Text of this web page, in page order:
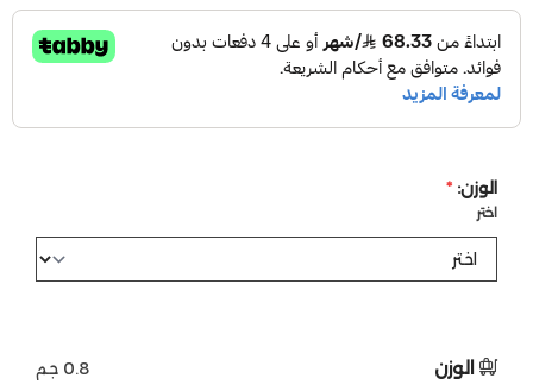
الوزن: *
اختر
الوزن 0.8 جم